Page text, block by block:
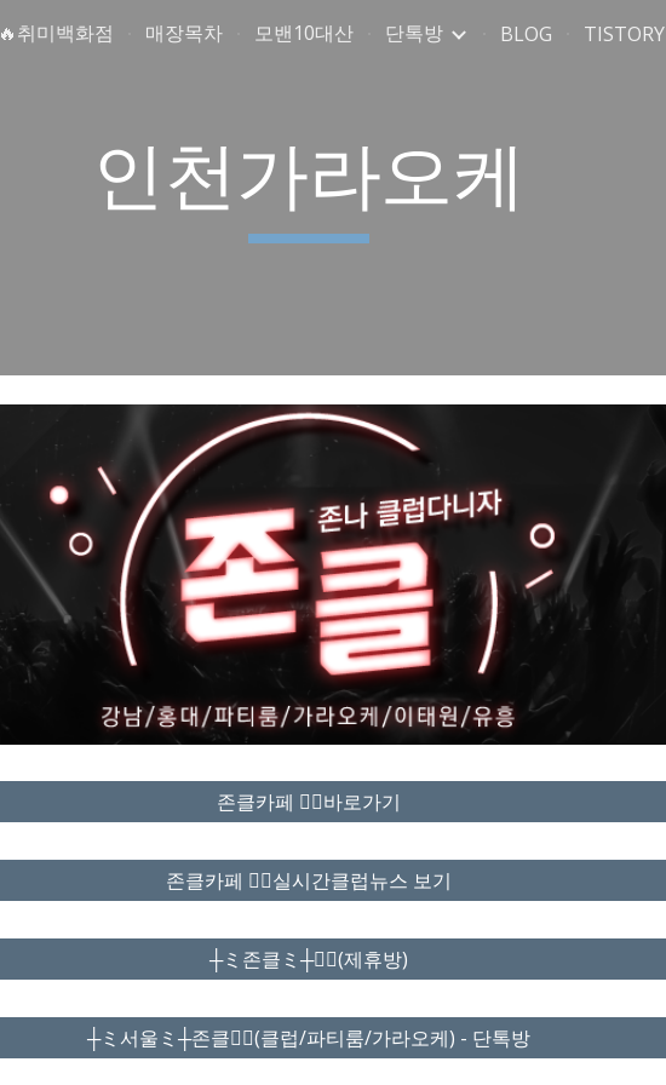
Skip to main content Skip to navigation
🔥취미백화점 매장목차 모밴10대산 단톡방 BLOG TISTORY
인천가라오케
존클카페 ❤️‍🔥바로가기
존클카페 ❤️‍🔥실시간클럽뉴스 보기
┼ミ존클ミ┼❤️‍🔥(제휴방)
┼ミ서울ミ┼존클❤️‍🔥(클럽/파티룸/가라오케) - 단톡방